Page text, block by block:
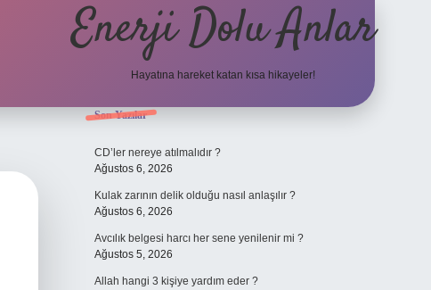
Enerji Dolu Anlar
Hayatına hareket katan kısa hikayeler!
Sidebar
Son Yazılar
CD’ler nereye atılmalıdır ?
Ağustos 6, 2026
Kulak zarının delik olduğu nasıl anlaşılır ?
Ağustos 6, 2026
Avcılık belgesi harcı her sene yenilenir mi ?
Ağustos 5, 2026
Allah hangi 3 kişiye yardım eder ?